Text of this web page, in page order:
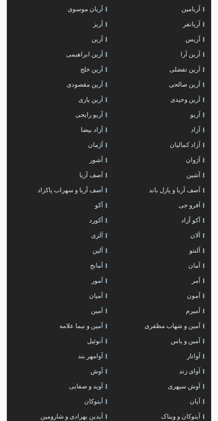
آریامین آریان موسوی
آریانفر آریز
آریس آرین
آرین آرا آرین ابراهیمی
آرین تفضلی آرین خلج
آرین صالحی آرین مقصودی
آرین وحیدی آرین یاری
آریو آریو رایجی
آزاد آزاد بیضا
آزاد کمالیان آژمان
آژوان آشور
آشین آصف آریا
آصف آریا و پازل باند آصف آریا و سهراب پاکزاد
آفرو جی آکو
آکو آزاد آکورد
آلان آلزی
آلنتو آلین
آمان آمانج
آمر آمور
آمون آمیان
آمیرم آمین
آمین و شهاب مظفری آمین و نیما علامه
آمین و یاس آنوئیل
آواتار آوامهر بند
آوای زند آوش
آوش سپهری آوید و صفایی
آیان آیتوکان
آیتوکان و ویناک آیدین بهزادی و شارومین